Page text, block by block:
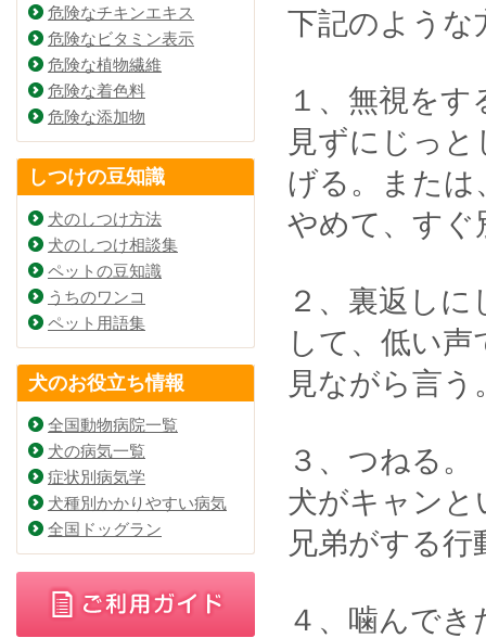
下記のような
１、無視を
見ずにじっ
げる。または
やめて、すぐ
２、裏返し
して、低い
見ながら言
３、つねる。
犬がキャン
兄弟がする行
４、噛んで
危険なチキンエキス
危険なビタミン表示
危険な植物繊維
危険な着色料
危険な添加物
しつけの豆知識
犬のしつけ方法
犬のしつけ相談集
ペットの豆知識
うちのワンコ
ペット用語集
犬のお役立ち情報
全国動物病院一覧
犬の病気一覧
症状別病気学
犬種別かかりやすい病気
全国ドッグラン